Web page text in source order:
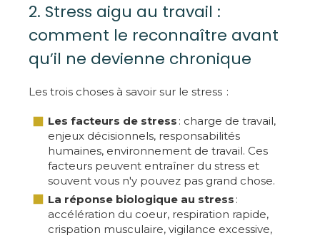
2. Stress aigu au travail :
comment le reconnaître avant
qu’il ne devienne chronique
Les trois choses à savoir sur le stress :
Les facteurs de stress : charge de travail,
enjeux décisionnels, responsabilités
humaines, environnement de travail. Ces
facteurs peuvent entraîner du stress et
souvent vous n'y pouvez pas grand chose.
La réponse biologique au stress :
accélération du coeur, respiration rapide,
crispation musculaire, vigilance excessive,